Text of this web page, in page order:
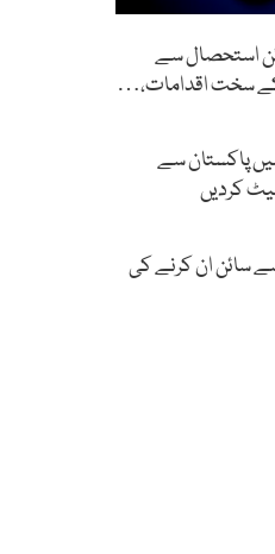
استحصال سے
سخت اقدامات،…
پاکستان سے
کردیں
سائن ان کرنے کی